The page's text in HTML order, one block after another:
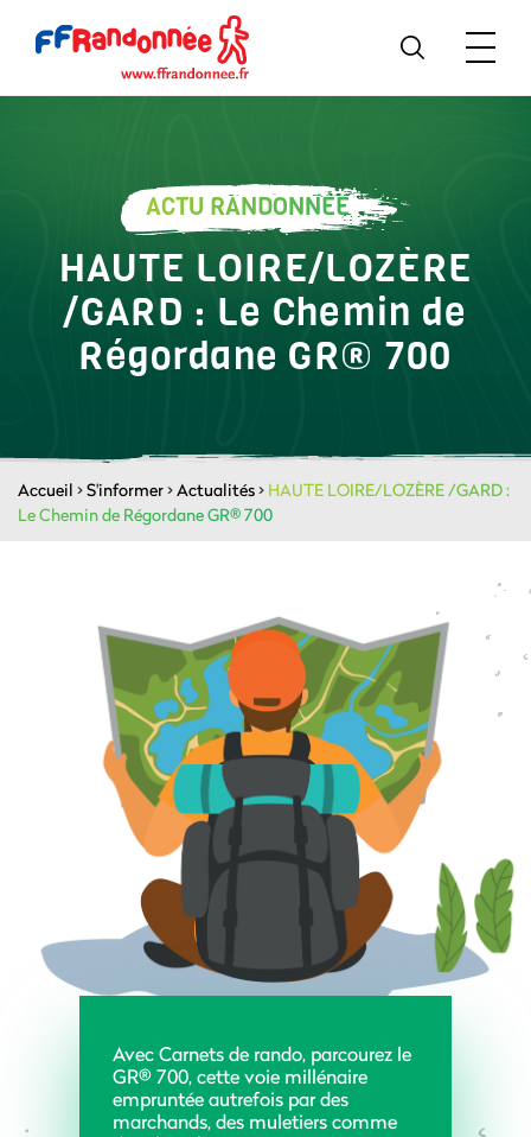
ACTU RANDONNÉE
HAUTE LOIRE/LOZÈRE
/GARD : Le Chemin de
Régordane GR® 700
Accueil >S'informer>Actualités> HAUTE LOIRE/LOZÈRE /GARD :
Le Chemin de Régordane GR® 700
Avec Carnets de rando, parcourez le
GR® 700, cette voie millénaire
empruntée autrefois par des
marchands, des muletiers comme